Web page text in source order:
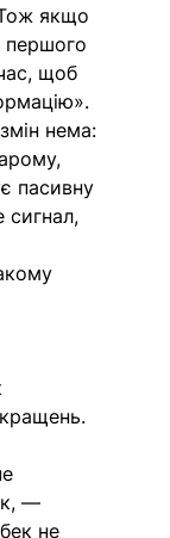
якщо
першого
щоб
нема:
пасивну
сигнал,
—
не